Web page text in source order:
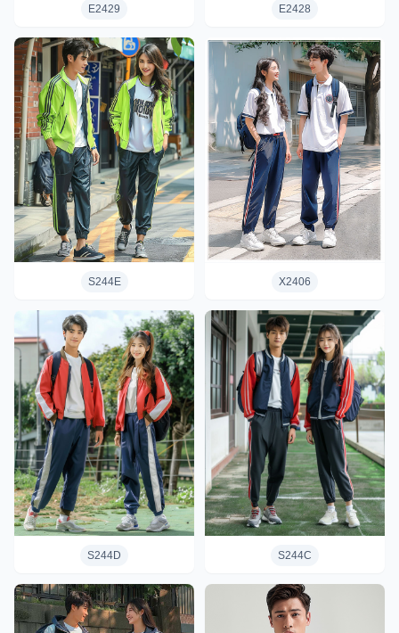
E2429 E2428
S244E X2406
S244D S244C